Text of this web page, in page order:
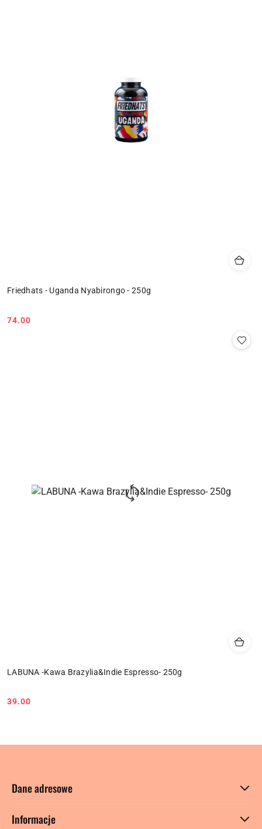
Friedhats - Uganda Nyabirongo - 250g
Cena:
74.00
LABUNA -Kawa Brazylia&Indie Espresso- 250g
Cena:
39.00
Dane adresowe
Informacje